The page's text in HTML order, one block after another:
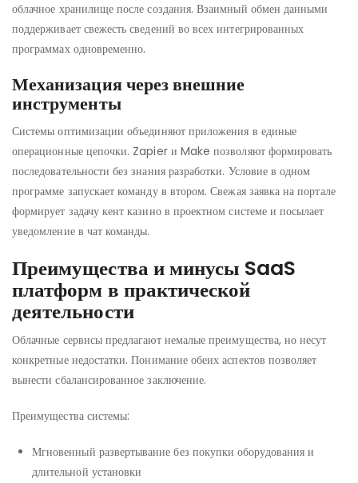
облачное хранилище после создания. Взаимный обмен данными
поддерживает свежесть сведений во всех интегрированных
программах одновременно.
Механизация через внешние
инструменты
Системы оптимизации объединяют приложения в единые
операционные цепочки. Zapier и Make позволяют формировать
последовательности без знания разработки. Условие в одном
программе запускает команду в втором. Свежая заявка на портале
формирует задачу кент казино в проектном системе и посылает
уведомление в чат команды.
Преимущества и минусы SaaS
платформ в практической
деятельности
Облачные сервисы предлагают немалые преимущества, но несут
конкретные недостатки. Понимание обеих аспектов позволяет
вынести сбалансированное заключение.
Преимущества системы:
Мгновенный развертывание без покупки оборудования и
длительной установки